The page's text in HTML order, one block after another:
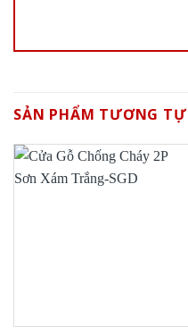
SẢN PHẨM TƯƠNG TỰ